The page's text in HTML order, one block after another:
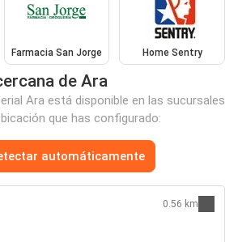
Farmacia San Jorge Home Sentry
de Ara
Ara está disponible en las sucursales
que has configurado:
automáticamente
0.56 km